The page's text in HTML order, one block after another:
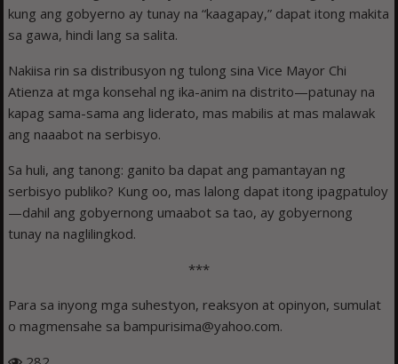
kung ang gobyerno ay tunay na “kaagapay,” dapat itong makita
sa gawa, hindi lang sa salita.
Nakiisa rin sa distribusyon ng tulong sina Vice Mayor Chi
Atienza at mga konsehal ng ika-anim na distrito—patunay na
kapag sama-sama ang liderato, mas mabilis at mas malawak
ang naaabot na serbisyo.
Sa huli, ang tanong: ganito ba dapat ang pamantayan ng
serbisyo publiko? Kung oo, mas lalong dapat itong ipagpatuloy
—dahil ang gobyernong umaabot sa tao, ay gobyernong
tunay na naglilingkod.
***
Para sa inyong mga suhestyon, reaksyon at opinyon, sumulat
o magmensahe sa bampurisima@yahoo.com.